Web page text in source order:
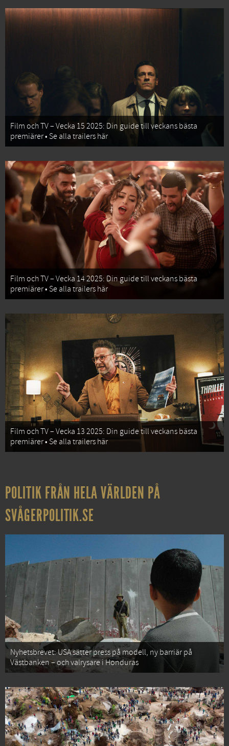
Film och TV – Vecka 15 2025: Din guide till veckans bästa
premiärer • Se alla trailers här
Film och TV – Vecka 14 2025: Din guide till veckans bästa
premiärer • Se alla trailers här
Film och TV – Vecka 13 2025: Din guide till veckans bästa
premiärer • Se alla trailers här
POLITIK FRÅN HELA VÄRLDEN PÅ
SVÅGERPOLITIK.SE
Nyhetsbrevet: USA sätter press på modell, ny barriär på
Västbanken – och valrysare i Honduras